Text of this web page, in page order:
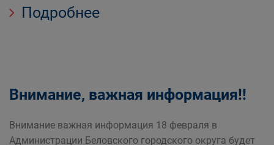
Подробнее
Внимание, важная информация!!
Внимание важная информация 18 февраля в
Администрации Беловского городского округа будет